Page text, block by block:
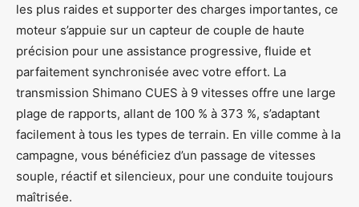
les plus raides et supporter des charges importantes, ce
moteur s’appuie sur un capteur de couple de haute
précision pour une assistance progressive, fluide et
parfaitement synchronisée avec votre effort. La
transmission Shimano CUES à 9 vitesses offre une large
plage de rapports, allant de 100 % à 373 %, s’adaptant
facilement à tous les types de terrain. En ville comme à la
campagne, vous bénéficiez d’un passage de vitesses
souple, réactif et silencieux, pour une conduite toujours
maîtrisée.